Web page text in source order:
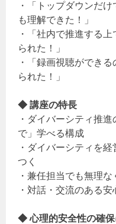
・「トップダウンだ
も理解できた！」
・「社内で推進する
られた！」
・「録画視聴ができ
られた！」
◆ 講座の特長
・ダイバーシティ推
で」学べる構成
・ダイバーシティを
つく
・兼任担当でも無理
・対話・交流のある
◆ 心理的安全性の確保